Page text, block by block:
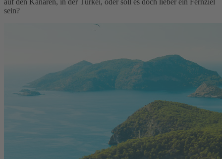
auf den Kanaren, in der Türkei, oder soll es doch lieber ein Fernziel
sein?